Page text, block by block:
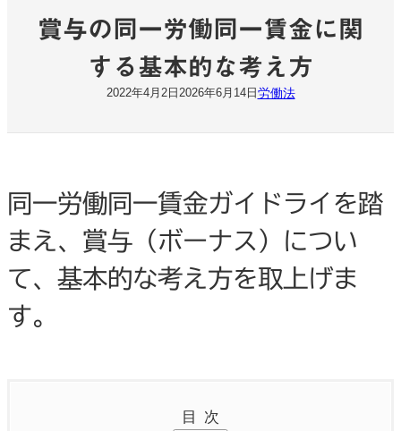
賞与の同一労働同一賃金に関
する基本的な考え方
2022年4月2日 2026年6月14日 労働法
同一労働同一賃金ガイドライを踏
まえ、賞与（ボーナス）につい
て、基本的な考え方を取上げま
す。
目次